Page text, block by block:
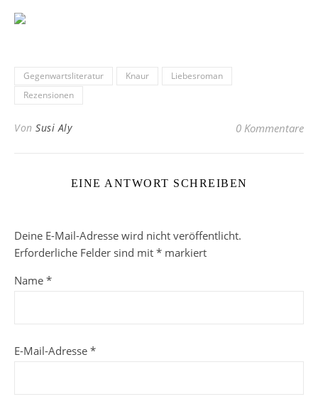
Gegenwartsliteratur Knaur
Liebesroman
Rezensionen
Von Susi Aly 0 Kommentare
EINE ANTWORT SCHREIBEN
Deine E-Mail-Adresse wird nicht veröffentlicht.
Erforderliche Felder sind mit * markiert
Name *
E-Mail-Adresse *